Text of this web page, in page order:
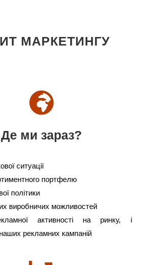
МАРКЕТИНГУ
Де ми зараз?
ситуації
портфелю
політики
виробничих можливостей
активності на ринку, і
рекламних кампаній